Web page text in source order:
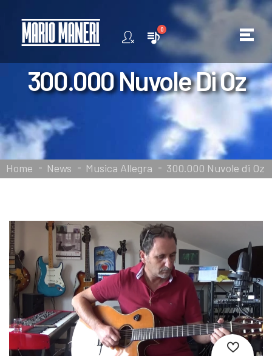
0
300.000 Nuvole Di Oz
Home News Musica Allegra 300.000 Nuvole di Oz